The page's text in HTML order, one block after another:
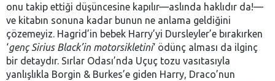
onu takip ettiği düşüncesine kapılır—aslında haklıdır da!—
ve kitabın sonuna kadar bunun ne anlama geldiğini
çözemeyiz. Hagrid’in bebek Harry’yi Dursleyler’e bırakırken
‘genç Sirius Black’in motorsikletini‘ ödünç alması da ilginç
bir detaydır. Sırlar Odası’nda Uçuç tozu vasıtasıyla
yanlışlıkla Borgin & Burkes’e giden Harry, Draco’nun